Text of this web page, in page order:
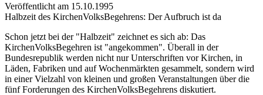
Veröffentlicht am 15­.10.1995
Halbzeit des KirchenVolksBegehrens: Der Aufbruch ist da
Schon jetzt bei der "Halbzeit" zeichnet es sich ab: Das
KirchenVolksBegehren ist "angekommen". Überall in der
Bundesrepublik werden nicht nur Unterschriften vor Kirchen, in
Läden, Fabriken und auf Wochenmärkten gesammelt, sondern wird
in einer Vielzahl von kleinen und großen Veranstaltungen über die
fünf Forderungen des KirchenVolksBegehrens diskutiert.